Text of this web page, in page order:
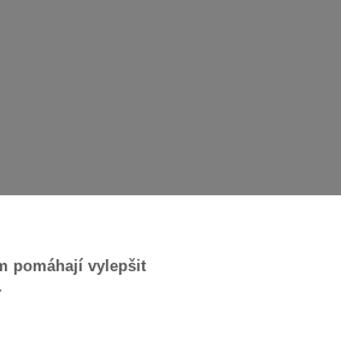
pomáhají vylepšit